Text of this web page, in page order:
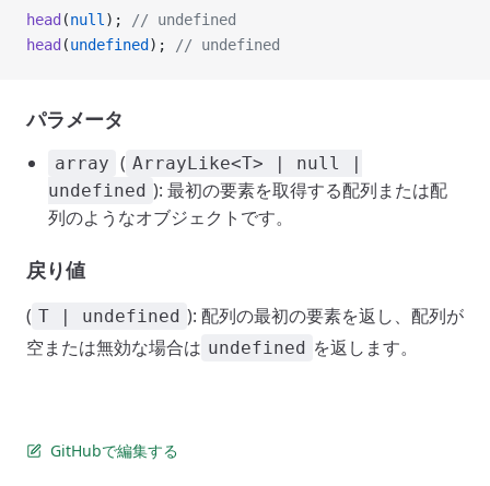
head (null );
// undefined
head (undefined ); // undefined
パラメータ
array ( ArrayLike<T> | null |
undefined ): 最初の要素を取得する配列または配
列のようなオブジェクトです。
戻り値
( T | undefined ): 配列の最初の要素を返し、配列が
空または無効な場合は undefined を返します。
GitHubで編集する